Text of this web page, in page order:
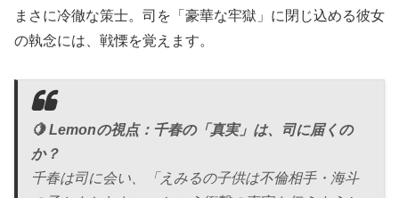
まさに冷徹な策士。司を「豪華な牢獄」に閉じ込める彼女
の執念には、戦慄を覚えます。
🍋 Lemonの視点：千春の「真実」は、司に届くの
か？
千春は司に会い、「えみるの子供は不倫相手・海斗